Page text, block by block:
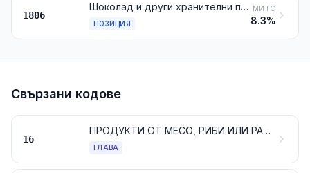
1806
Шоколад и други хранителни продукти, съдържащи какао
ПОЗИЦИЯ
МИТО
8.3%
Свързани кодове
16
ПРОДУКТИ ОТ МЕСО, РИБИ ИЛИ РАКООБРАЗНИ, МЕКОТЕЛИ ИЛИ ДРУГИ ВОДНИ БЕЗГРЪБНАЧНИ ИЛИ ОТ НАСЕКОМИ
ГЛАВА